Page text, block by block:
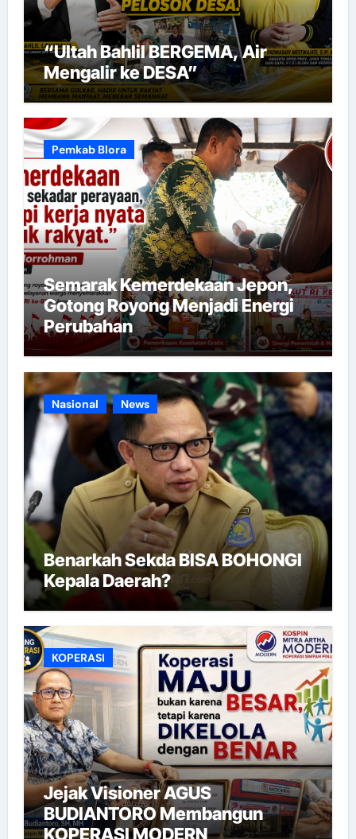
“Ultah Bahlil BERGEMA, Air
Mengalir ke DESA”
Pemkab Blora
Semarak Kemerdekaan Jepon,
Gotong Royong Menjadi Energi
Perubahan
Nasional News
Benarkah Sekda BISA BOHONGI
Kepala Daerah?
KOPERASI
Jejak Visioner AGUS
BUDIANTORO Membangun
KOPERASI MODERN